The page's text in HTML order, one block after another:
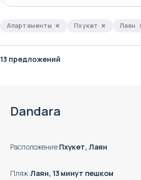
Апартаменты Пхукет Лаян
13 предложений
Dandara
Расположение:Пхукет, Лаян
Пляж:Лаян, 13 минут пешком